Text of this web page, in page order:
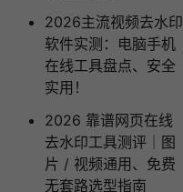
2026主流视频去水印
软件实测：电脑手机
在线工具盘点、安全
实用！
2026 靠谱网页在线
去水印工具测评｜图
片 / 视频通用、免费
无套路选型指南